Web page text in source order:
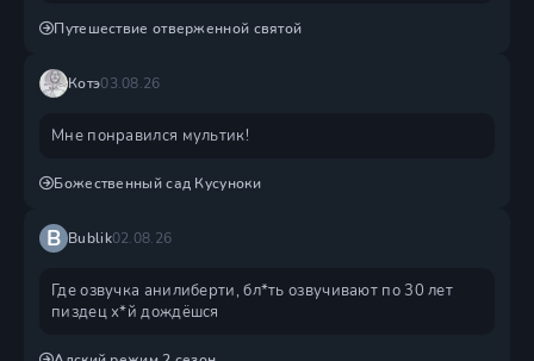
Путешествие отверженной святой
Котэ03.08.26
Мне понравился мультик!
Божественный сад Кусуноки
B Bublik02.08.26
Где озвучка анилиберти, бл*ть озвучивают по 30 лет
пиздец х*й дождëшся